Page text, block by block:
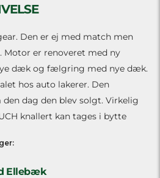
Den er ej med match men
Motor er renoveret med ny
dæk og fælgring med nye dæk.
hos auto lakerer. Den
dag den blev solgt. Virkelig
knallert kan tages i bytte
Ellebæk